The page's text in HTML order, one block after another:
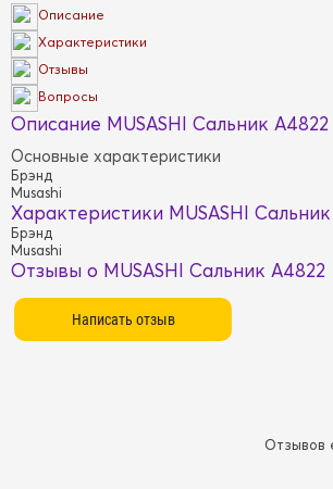
Описание
Характеристики
Отзывы
Вопросы
Описание MUSASHI Сальник A4822
Основные характеристики
Брэнд
Musashi
Характеристики MUSASHI
Брэнд
Musashi
Отзывы о MUSASHI Сальник A4822
Отзывов